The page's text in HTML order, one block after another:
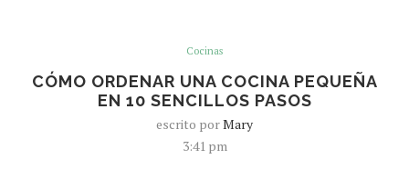
Cocinas
CÓMO ORDENAR UNA COCINA PEQUEÑA
EN 10 SENCILLOS PASOS
escrito porMary
3:41 pm